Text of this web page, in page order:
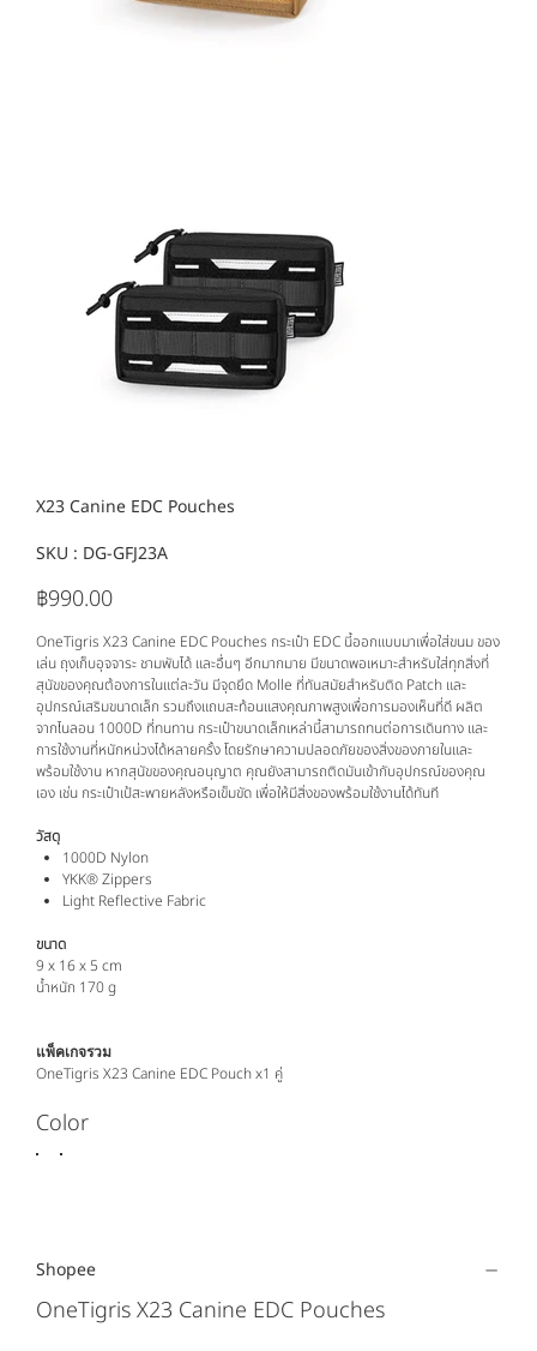
X23 Canine EDC Pouches
SKU : SKU
DG-
DG-GFJ23A
ราคา
฿990.00
OneTigris X23 Canine EDC Pouches กระเป๋า EDC นี้ออกแบบมาเพื่อใส่ขนม ของ
เล่น ถุงเก็บอุจจาระ ชามพับได้ และอื่นๆ อีกมากมาย มีขนาดพอเหมาะสำหรับใส่ทุกสิ่งที่
สุนัขของคุณต้องการในแต่ละวัน มีจุดยึด Molle ที่ทันสมัยสำหรับติด Patch และ
อุปกรณ์เสริมขนาดเล็ก รวมถึงแถบสะท้อนแสงคุณภาพสูงเพื่อการมองเห็นที่ดี ผลิต
จากไนลอน 1000D ที่ทนทาน กระเป๋าขนาดเล็กเหล่านี้สามารถทนต่อการเดินทาง และ
การใช้งานที่หนักหน่วงได้หลายครั้ง โดยรักษาความปลอดภัยของสิ่งของภายในและ
พร้อมใช้งาน หากสุนัขของคุณอนุญาต คุณยังสามารถติดมันเข้ากับอุปกรณ์ของคุณ
เอง เช่น กระเป๋าเป้สะพายหลังหรือเข็มขัด เพื่อให้มีสิ่งของพร้อมใช้งานได้ทันที
วัสดุ
1000D Nylon
YKK® Zippers
Light Reflective Fabric
ขนาด
9 x 16 x 5 cm
น้ำหนัก 170 g
แพ็คเกจรวม
OneTigris X23 Canine EDC Pouch x1 คู่
Color
Shopee
OneTigris X23 Canine EDC Pouches